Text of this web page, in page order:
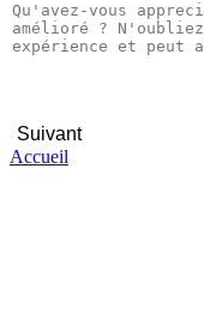
Suivant
Accueil